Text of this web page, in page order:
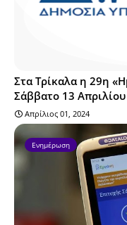
Στα Τρίκαλα η 29η
Σάββατο 13 Απριλίου
Απρίλιος 01, 2024
Ενημέρωση